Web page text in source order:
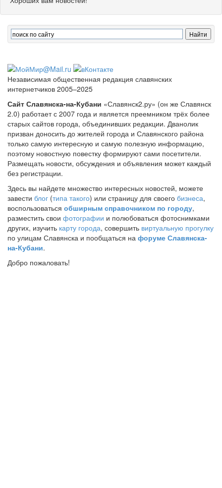
Независимая общественная редакция славянских
интернетчиков 2005–2025
Сайт Славянска-на-Кубани «Славянск2.ру» (он же Славянск
2.0) работает с 2007 года и является преемником трёх более
старых сайтов города, объединивших редакции. Дванолик
призван доносить до жителей города и Славянского района
только самую интересную и самую полезную информацию,
поэтому новостную повестку формируют сами посетители.
Размещать новости, обсуждения и объявления может каждый
без регистрации.
Здесь вы найдете множество интересных новостей, можете
завести блог (типа такого) или страницу для своего бизнеса,
воспользоваться обширным справочником по городу,
разместить свои фотографии и полюбоваться фотоснимками
других, изучить карту города, совершить виртуальную прогулку
по улицам Славянска и пообщаться на форуме Славянска-
на-Кубани.
Добро пожаловать!